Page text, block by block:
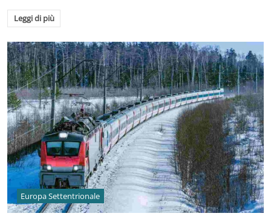
Leggi di più
Europa Settentrionale